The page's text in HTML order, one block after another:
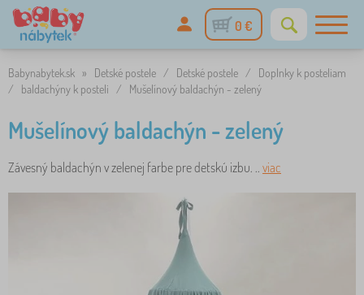
0 €
Babynabytek.sk » Detské postele / Detské postele /
Doplnky k posteliam
/
baldachýny k posteli / Mušelínový baldachýn - zelený
Mušelínový baldachýn - zelený
Závesný baldachýn v zelenej farbe pre detskú izbu. .. viac